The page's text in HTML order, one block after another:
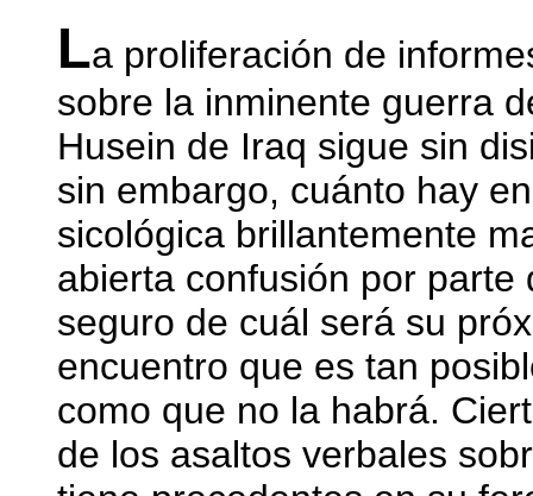
La proliferación de
sobre la inminente guerra
Husein de Iraq sigue sin
sin embargo, cuánto hay
sicológica brillantemente
abierta confusión por
seguro de cuál será su
encuentro que es tan
como que no la habrá.
de los asaltos verbales